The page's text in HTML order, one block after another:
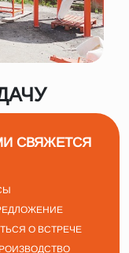
СВЯЖЕТСЯ
О ВСТРЕЧЕ